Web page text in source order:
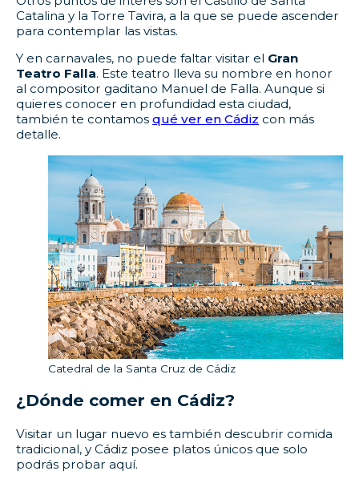
Catalina y la Torre Tavira, a la que se puede ascender
para contemplar las vistas.
Y en carnavales, no puede faltar visitar el Gran
Teatro Falla. Este teatro lleva su nombre en honor
al compositor gaditano Manuel de Falla. Aunque si
quieres conocer en profundidad esta ciudad,
también te contamosqué ver en Cádiz con más
detalle.
Catedral de la Santa Cruz de Cádiz
¿Dónde comer en Cádiz?
Visitar un lugar nuevo es también descubrir comida
tradicional, y Cádiz posee platos únicos que solo
podrás probar aquí.